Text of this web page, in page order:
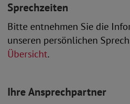
Sprechzeiten
Bitte entnehmen Sie die
unseren persönlichen
Übersicht.
Ihre Ansprechpartner